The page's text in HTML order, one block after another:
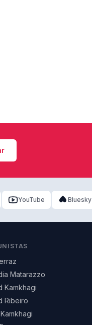
YouTube Bluesky
Matarazzo
Kamkhagi
Ribeiro